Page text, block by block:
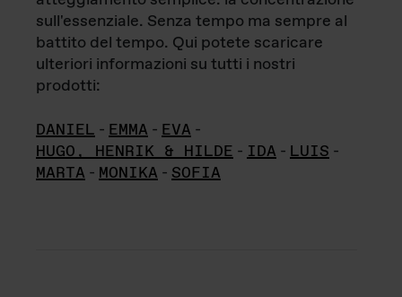
sull'essenziale. Senza tempo ma sempre al
battito del tempo. Qui potete scaricare
ulteriori informazioni su tutti i nostri
prodotti:
DANIEL - EMMA - EVA -
HUGO, HENRIK & HILDE - IDA - LUIS -
MARTA - MONIKA - SOFIA